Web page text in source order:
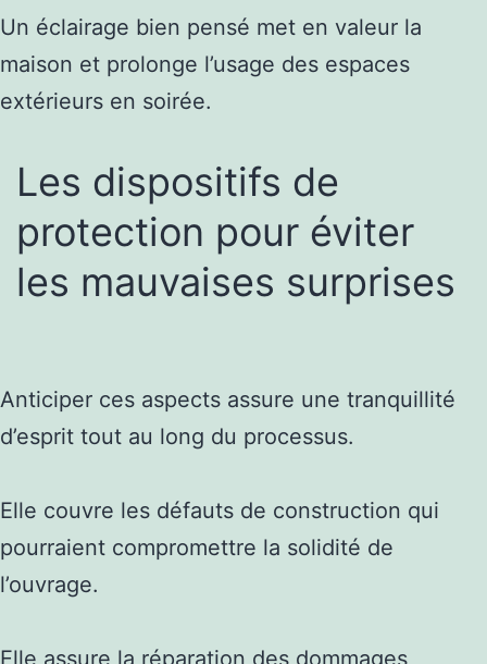
Un éclairage bien pensé met en valeur la
maison et prolonge l’usage des espaces
extérieurs en soirée.
Les dispositifs de
protection pour éviter
les mauvaises surprises
Anticiper ces aspects assure une tranquillité
d’esprit tout au long du processus.
Elle couvre les défauts de construction qui
pourraient compromettre la solidité de
l’ouvrage.
Elle assure la réparation des dommages